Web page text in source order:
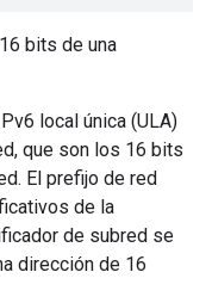
bits de una
local única (ULA)
que son los 16 bits
El prefijo de red
de la
de subred se
dirección de 16